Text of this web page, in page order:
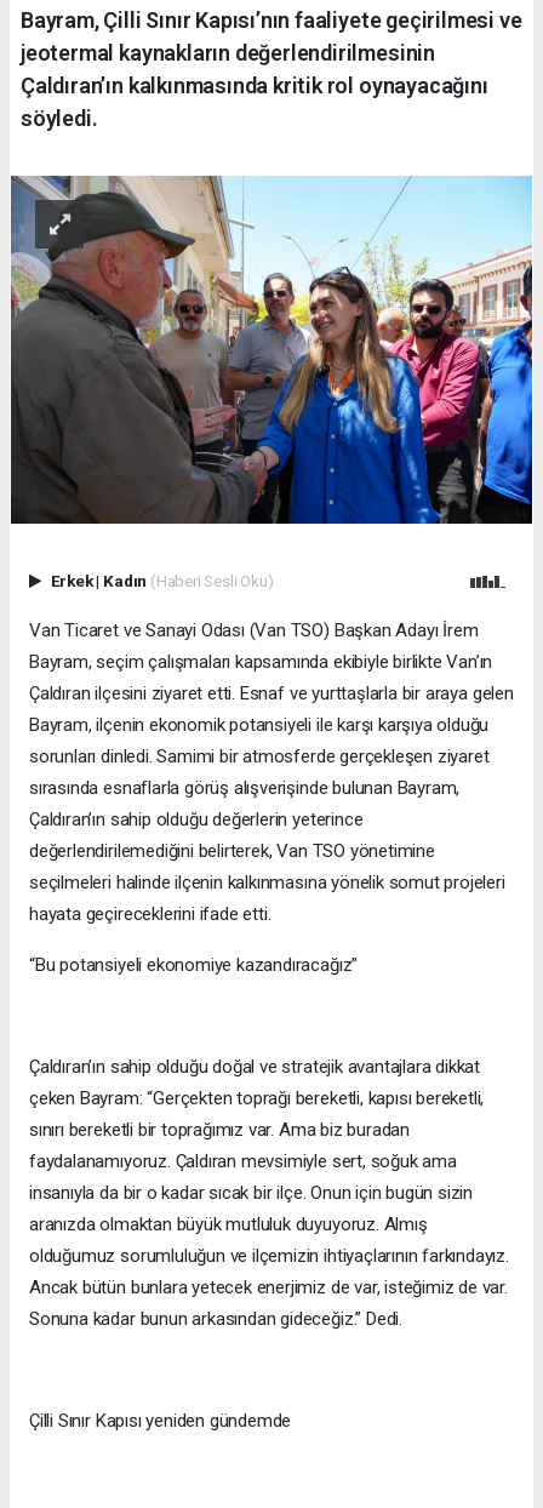
Bayram, Çilli Sınır Kapısı’nın faaliyete geçirilmesi ve
jeotermal kaynakların değerlendirilmesinin
Çaldıran’ın kalkınmasında kritik rol oynayacağını
söyledi.
Erkek| Kadın (Haberi Sesli Oku)
Van Ticaret ve Sanayi Odası (Van TSO) Başkan Adayı İrem
Bayram, seçim çalışmaları kapsamında ekibiyle birlikte Van’ın
Çaldıran ilçesini ziyaret etti. Esnaf ve yurttaşlarla bir araya gelen
Bayram, ilçenin ekonomik potansiyeli ile karşı karşıya olduğu
sorunları dinledi. Samimi bir atmosferde gerçekleşen ziyaret
sırasında esnaflarla görüş alışverişinde bulunan Bayram,
Çaldıran’ın sahip olduğu değerlerin yeterince
değerlendirilemediğini belirterek, Van TSO yönetimine
seçilmeleri halinde ilçenin kalkınmasına yönelik somut projeleri
hayata geçireceklerini ifade etti.
“Bu potansiyeli ekonomiye kazandıracağız”
Çaldıran’ın sahip olduğu doğal ve stratejik avantajlara dikkat
çeken Bayram: “Gerçekten toprağı bereketli, kapısı bereketli,
sınırı bereketli bir toprağımız var. Ama biz buradan
faydalanamıyoruz. Çaldıran mevsimiyle sert, soğuk ama
insanıyla da bir o kadar sıcak bir ilçe. Onun için bugün sizin
aranızda olmaktan büyük mutluluk duyuyoruz. Almış
olduğumuz sorumluluğun ve ilçemizin ihtiyaçlarının farkındayız.
Ancak bütün bunlara yetecek enerjimiz de var, isteğimiz de var.
Sonuna kadar bunun arkasından gideceğiz.” Dedi.
Çilli Sınır Kapısı yeniden gündemde